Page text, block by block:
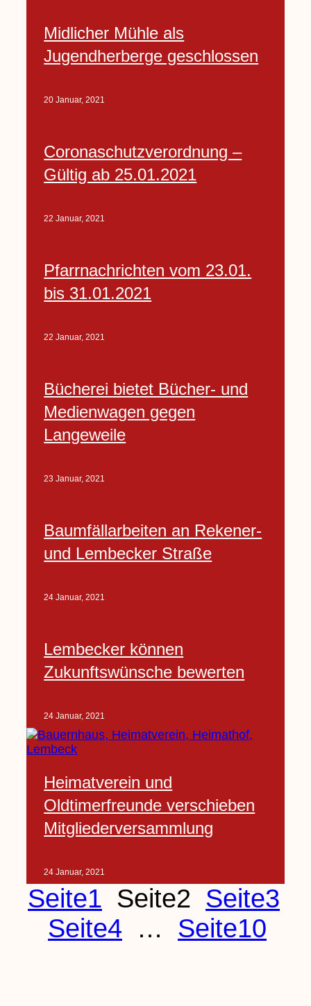
Midlicher Mühle als
Jugendherberge geschlossen
20 Januar, 2021
Coronaschutzverordnung –
Gültig ab 25.01.2021
22 Januar, 2021
Pfarrnachrichten vom 23.01.
bis 31.01.2021
22 Januar, 2021
Bücherei bietet Bücher- und
Medienwagen gegen
Langeweile
23 Januar, 2021
Baumfällarbeiten an Rekener-
und Lembecker Straße
24 Januar, 2021
Lembecker können
Zukunftswünsche bewerten
24 Januar, 2021
Heimatverein und
Oldtimerfreunde verschieben
Mitgliederversammlung
24 Januar, 2021
Seite1 Seite2 Seite3
Seite4 … Seite10